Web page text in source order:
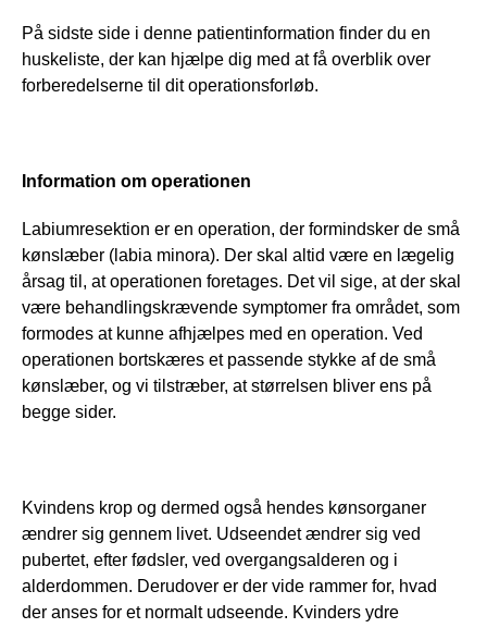
På sidste side i denne patientinformation finder du en
huskeliste, der kan hjælpe dig med at få overblik over
forberedelserne til dit operationsforløb.
Information om operationen
Labiumresektion er en operation, der formindsker de små
kønslæber (labia minora). Der skal altid være en lægelig
årsag til, at operationen foretages. Det vil sige, at der skal
være behandlingskrævende symptomer fra området, som
formodes at kunne afhjælpes med en operation. Ved
operationen bortskæres et passende stykke af de små
kønslæber, og vi tilstræber, at størrelsen bliver ens på
begge sider.
Kvindens krop og dermed også hendes kønsorganer
ændrer sig gennem livet. Udseendet ændrer sig ved
pubertet, efter fødsler, ved overgangsalderen og i
alderdommen. Derudover er der vide rammer for, hvad
der anses for et normalt udseende. Kvinders ydre